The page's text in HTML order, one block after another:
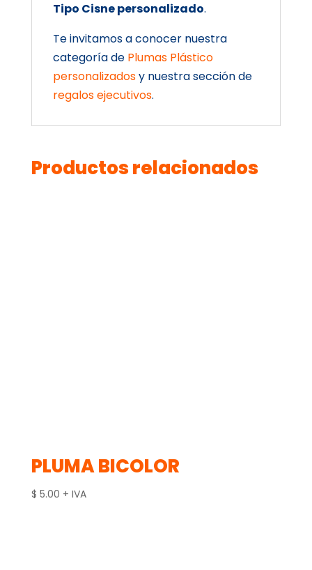
Tipo Cisne personalizado.
Te invitamos a conocer nuestra
categoría de Plumas Plástico
personalizadosy nuestra sección de
regalos ejecutivos.
Productos relacionados
PLUMA BICOLOR
$ 5.00 + IVA